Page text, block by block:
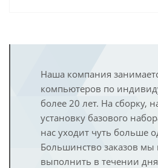
Наша компания
компьютеров по
более 20 лет. На сборку,
установку базового
нас уходит чуть больше
Большинство заказов мы
выполнить в течении